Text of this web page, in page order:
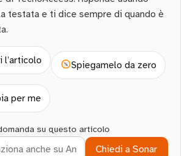
testata e ti dice sempre di quando è
l’articolo Spiegamelo da zero
per me
su questo articolo
Chiedi a Sonar